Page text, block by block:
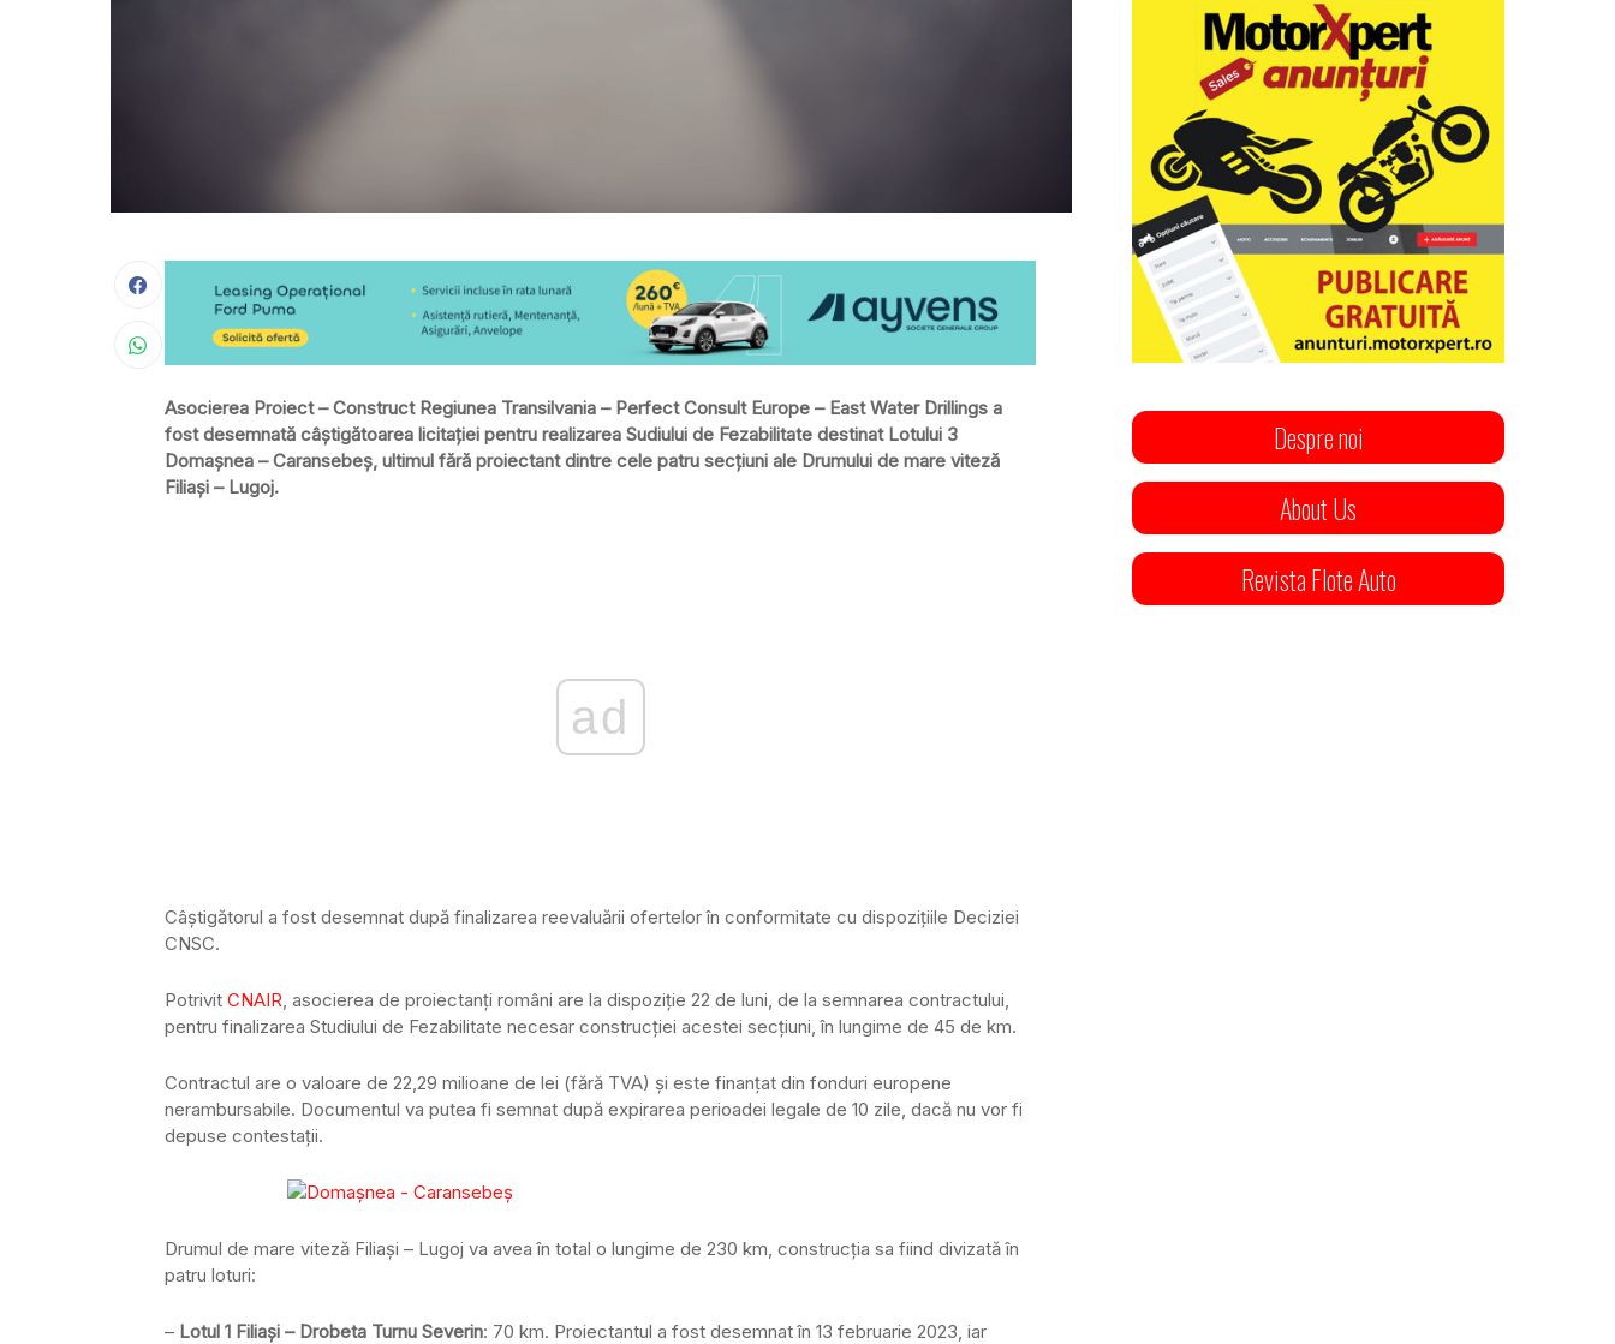
Asocierea Proiect – Construct Regiunea Transilvania – Perfect Consult Europe – East Water Drillings a
fost desemnată câștigătoarea licitației pentru realizarea Sudiului de Fezabilitate destinat Lotului 3
Domașnea – Caransebeș, ultimul fără proiectant dintre cele patru secțiuni ale Drumului de mare viteză
Filiași – Lugoj.
ad
Câștigătorul a fost desemnat după finalizarea reevaluării ofertelor în conformitate cu dispozițiile Deciziei
CNSC.
Potrivit CNAIR, asocierea de proiectanți români are la dispoziție 22 de luni, de la semnarea contractului,
pentru finalizarea Studiului de Fezabilitate necesar construcției acestei secțiuni, în lungime de 45 de km.
Contractul are o valoare de 22,29 milioane de lei (fără TVA) și este finanțat din fonduri europene
nerambursabile. Documentul va putea fi semnat după expirarea perioadei legale de 10 zile, dacă nu vor fi
depuse contestații.
Drumul de mare viteză Filiași – Lugoj va avea în total o lungime de 230 km, construcția sa fiind divizată în
patru loturi:
– Lotul 1 Filiași – Drobeta Turnu Severin: 70 km. Proiectantul a fost desemnat în 13 februarie 2023, iar
Despre noi
About Us
Revista Flote Auto